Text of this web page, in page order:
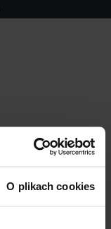
O plikach cookies